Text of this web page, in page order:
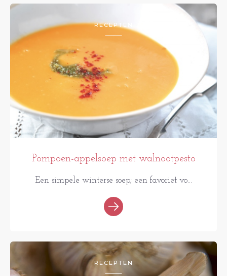
RECEPTEN
Pompoen-appelsoep met walnootpesto
Een simpele winterse soep; een favoriet vo...
RECEPTEN